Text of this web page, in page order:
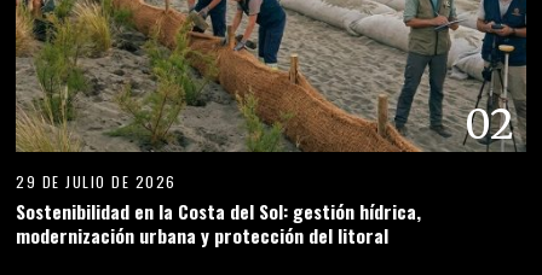
02
29 DE JULIO DE 2026
Sostenibilidad en la Costa del Sol: gestión hídrica,
modernización urbana y protección del litoral